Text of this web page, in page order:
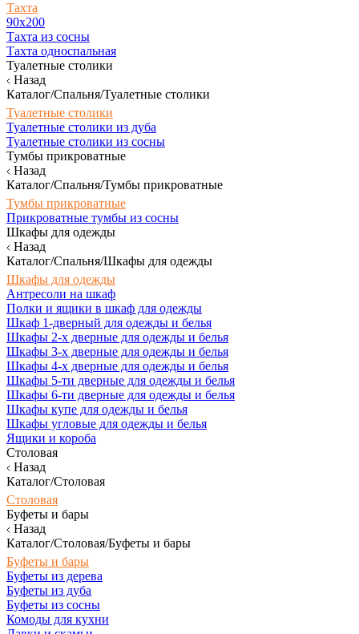
Тахта
90х200
Тахта из сосны
Тахта односпальная
Туалетные столики
Назад
Каталог/Спальня/Туалетные столики
Туалетные столики
Туалетные столики из дуба
Туалетные столики из сосны
Тумбы прикроватные
Назад
Каталог/Спальня/Тумбы прикроватные
Тумбы прикроватные
Прикроватные тумбы из сосны
Шкафы для одежды
Назад
Каталог/Спальня/Шкафы для одежды
Шкафы для одежды
Антресоли на шкаф
Полки и ящики в шкаф для одежды
Шкаф 1-дверный для одежды и белья
Шкафы 2-х дверные для одежды и белья
Шкафы 3-х дверные для одежды и белья
Шкафы 4-х дверные для одежды и белья
Шкафы 5-ти дверные для одежды и белья
Шкафы 6-ти дверные для одежды и белья
Шкафы купе для одежды и белья
Шкафы угловые для одежды и белья
Ящики и короба
Столовая
Назад
Каталог/Столовая
Столовая
Буфеты и бары
Назад
Каталог/Столовая/Буфеты и бары
Буфеты и бары
Буфеты из дерева
Буфеты из дуба
Буфеты из сосны
Комоды для кухни